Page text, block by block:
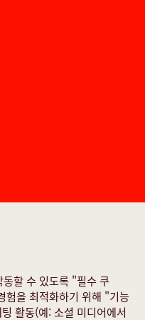
할 수 있도록 "필수 쿠
험을 최적화하기 위해 "기능
활동(예: 소셜 미디어에서